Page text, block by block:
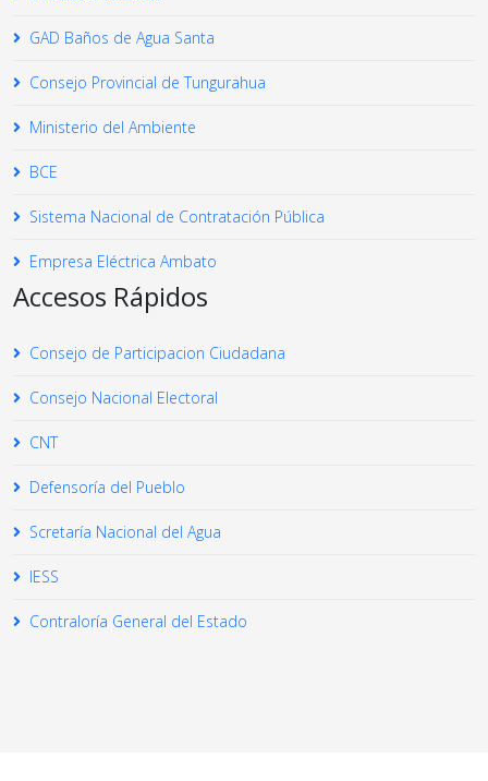
GAD Baños de Agua Santa
Consejo Provincial de Tungurahua
Ministerio del Ambiente
BCE
Sistema Nacional de Contratación Pública
Empresa Eléctrica Ambato
Accesos Rápidos
Consejo de Participacion Ciudadana
Consejo Nacional Electoral
CNT
Defensoría del Pueblo
Scretaría Nacional del Agua
IESS
Contraloría General del Estado